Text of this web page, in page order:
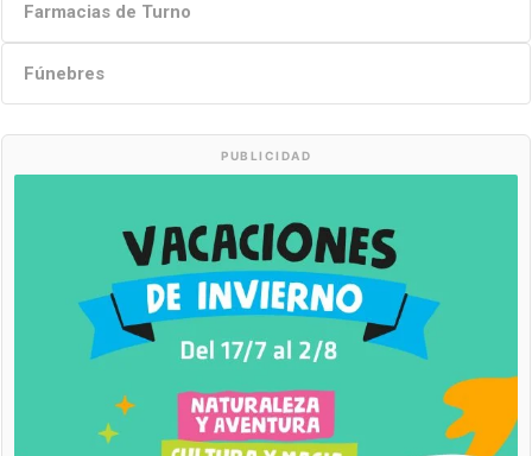
Farmacias de Turno
Fúnebres
PUBLICIDAD